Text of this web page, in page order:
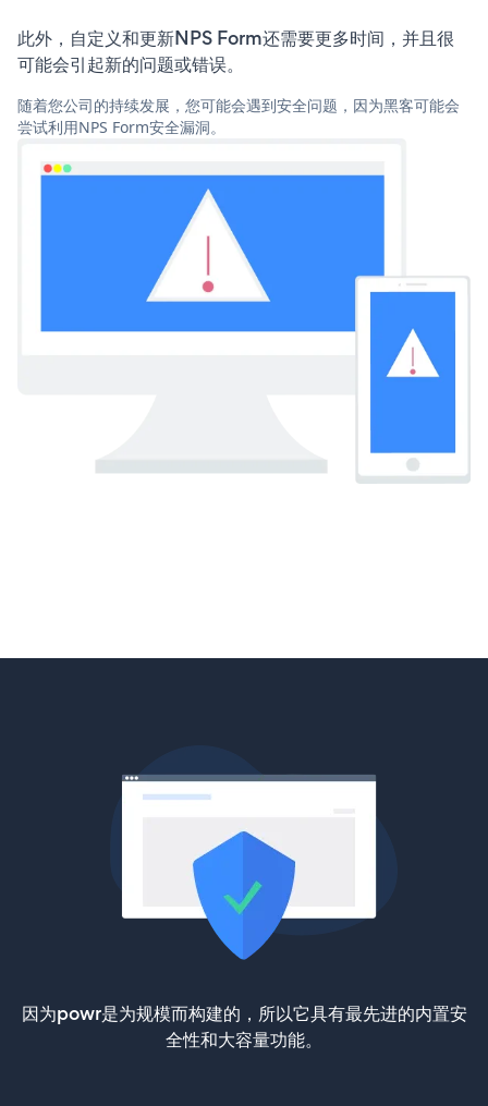
此外，自定义和更新NPS Form还需要更多时间，并且很
可能会引起新的问题或错误。
随着您公司的持续发展，您可能会遇到安全问题，因为黑客可能会
尝试利用NPS Form安全漏洞。
因为powr是为规模而构建的，所以它具有最先进的内置安
全性和大容量功能。